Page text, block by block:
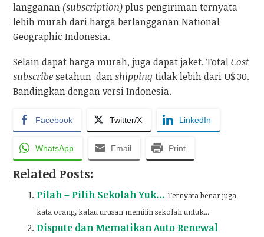
langganan (subscription)plus pengiriman ternyata
lebih murah dari harga berlangganan National
Geographic Indonesia.
Selain dapat harga murah, juga dapat jaket. TotalCost
subscribesetahun danshippingtidak lebih dari U$ 30.
Bandingkan dengan versi Indonesia.
Facebook Twitter/X LinkedIn
WhatsApp Email Print
Related Posts:
Pilah – Pilih Sekolah Yuk… Ternyata benar juga
kata orang, kalau urusan memilih sekolah untuk...
Dispute dan Mematikan Auto Renewal